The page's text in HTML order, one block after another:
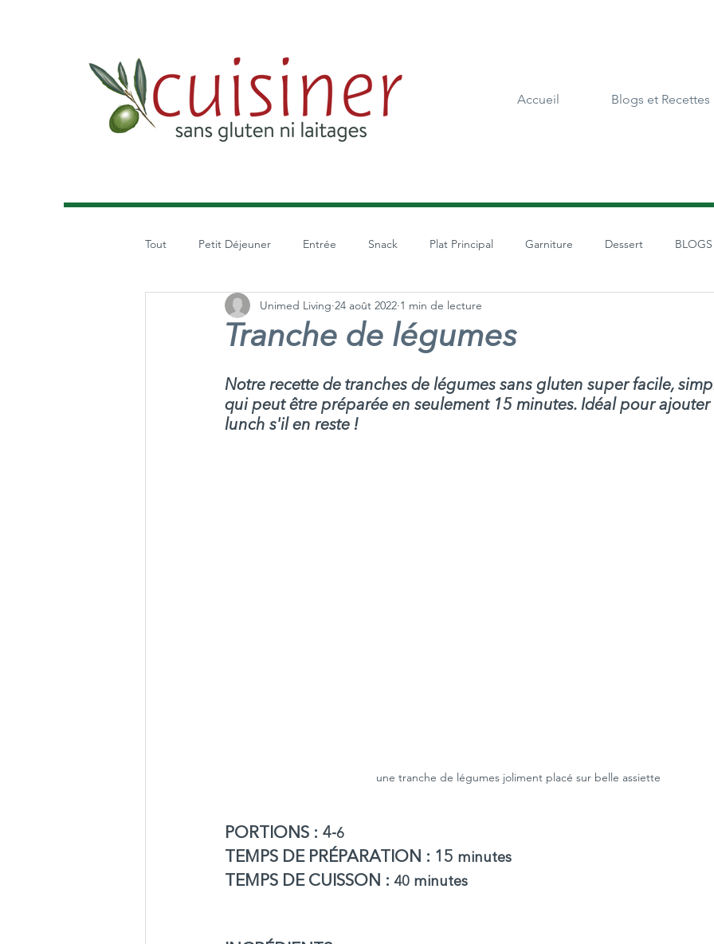
Accueil Blogs et Recettes
Tout Petit Déjeuner Entrée Snack Plat Principal Garniture Dessert BLOGS
Tranche de légumes
Unimed Living 24 août 2022 1 min de lecture
Notre recette de tranches de légumes sans gluten super facile,
qui peut être préparée en seulement 15 minutes. Idéal pour ajouter
lunch s'il en reste !
une tranche de légumes joliment placé sur belle assiette
PORTIONS : 4-6
TEMPS DE PRÉPARATION : 15 minutes
TEMPS DE CUISSON : 40 minutes